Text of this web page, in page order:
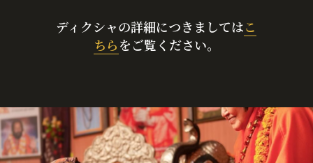
ディクシャの詳細につきましてはこ
ちらをご覧ください。